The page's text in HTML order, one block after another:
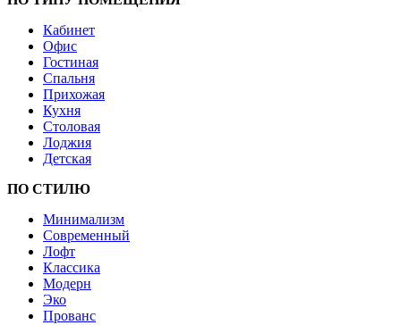
Кабинет
Офис
Гостиная
Спальня
Прихожая
Кухня
Столовая
Лоджия
Детская
ПО СТИЛЮ
Минимализм
Современный
Лофт
Классика
Модерн
Эко
Прованс